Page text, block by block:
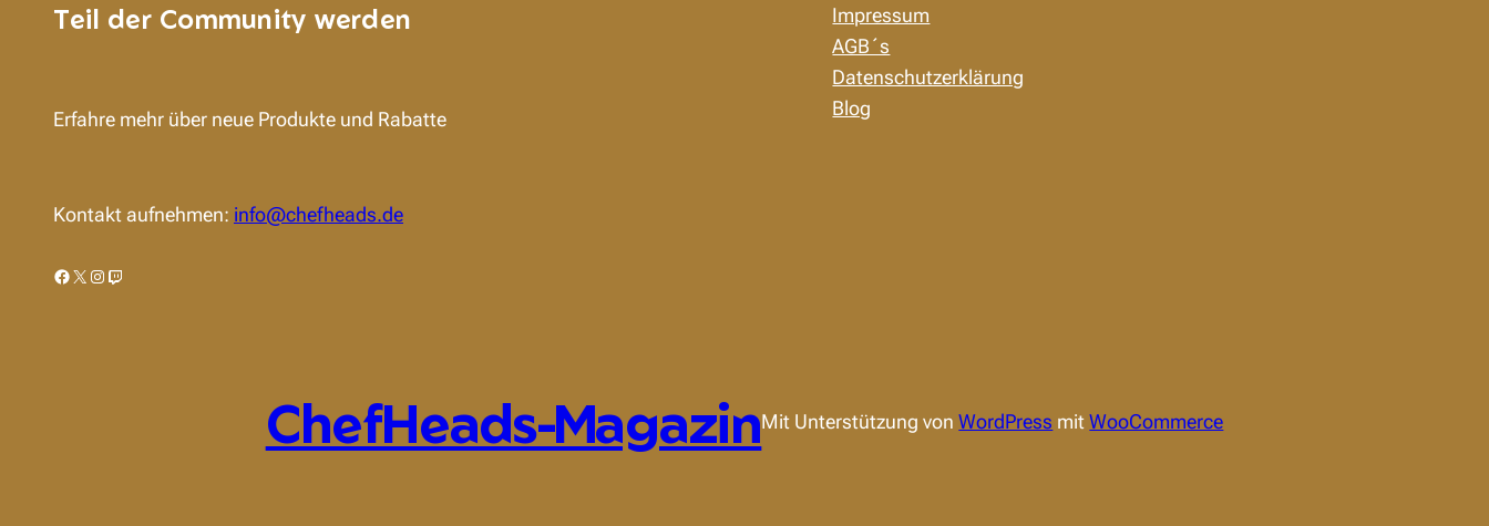
Teil der Community werden
Erfahre mehr über neue Produkte und Rabatte
Kontakt aufnehmen: info@chefheads.de
Facebook X Instagram Twitch
Impressum
AGB´s
Datenschutzerklärung
Blog
ChefHeads-MagazinMit Unterstützung vonWordPress mitWooCommerce